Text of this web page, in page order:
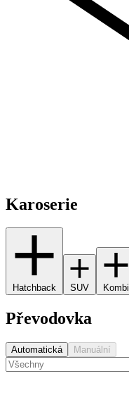
Karoserie
Hatchback SUV Kombi
Převodovka
Automatická Manuální